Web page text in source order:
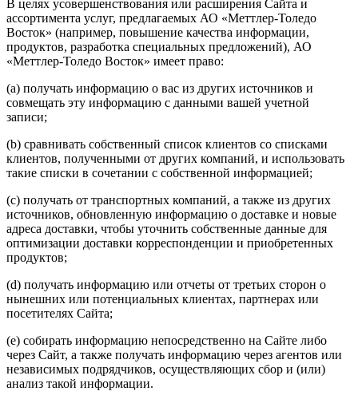
В целях усовершенствования или расширения Сайта и
ассортимента услуг, предлагаемых АО «Меттлер-Толедо
Восток» (например, повышение качества информации,
продуктов, разработка специальных предложений), АО
«Меттлер-Толедо Восток» имеет право:
(a) получать информацию о вас из других источников и
совмещать эту информацию с данными вашей учетной
записи;
(b) сравнивать собственный список клиентов со списками
клиентов, полученными от других компаний, и использовать
такие списки в сочетании с собственной информацией;
(c) получать от транспортных компаний, а также из других
источников, обновленную информацию о доставке и новые
адреса доставки, чтобы уточнить собственные данные для
оптимизации доставки корреспонденции и приобретенных
продуктов;
(d) получать информацию или отчеты от третьих сторон о
нынешних или потенциальных клиентах, партнерах или
посетителях Сайта;
(e) собирать информацию непосредственно на Сайте либо
через Сайт, а также получать информацию через агентов или
независимых подрядчиков, осуществляющих сбор и (или)
анализ такой информации.